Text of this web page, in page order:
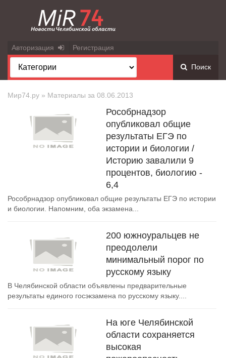
Авторизация Регистрация
Поиск
Мир74.ру » Материалы за 08.06.2013
Рособрнадзор
опубликовал общие
результаты ЕГЭ по
истории и биологии /
Историю завалили 9
процентов, биологию -
6,4
Рособрнадзор опубликовал общие результаты ЕГЭ по истории
и биологии. Напомним, оба экзамена...
200 южноуральцев не
преодолели
минимальный порог по
русскому языку
В Челябинской области объявлены предварительные
результаты единого госэкзамена по русскому языку....
На юге Челябинской
области сохраняется
высокая